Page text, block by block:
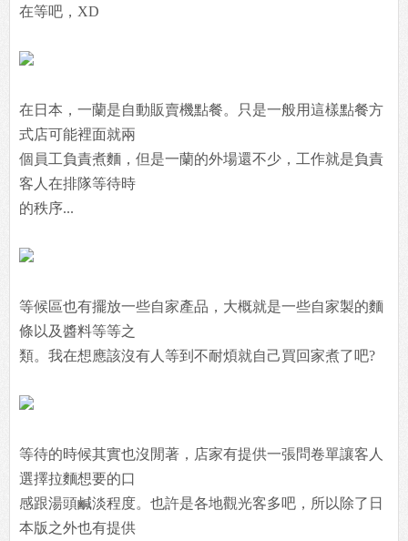
在等吧，XD
在日本，一蘭是自動販賣機點餐。只是一般用這樣點餐方
式店可能裡面就兩
個員工負責煮麵，但是一蘭的外場還不少，工作就是負責
客人在排隊等待時
的秩序...
等候區也有擺放一些自家產品，大概就是一些自家製的麵
條以及醬料等等之
類。我在想應該沒有人等到不耐煩就自己買回家煮了吧?
等待的時候其實也沒閒著，店家有提供一張問卷單讓客人
選擇拉麵想要的口
感跟湯頭鹹淡程度。也許是各地觀光客多吧，所以除了日
本版之外也有提供